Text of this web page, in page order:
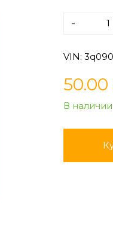
-
VIN:
50.00
В наличии